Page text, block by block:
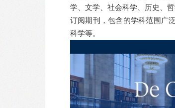
学、文学、社会科学、历史、
订阅期刊，包含的学科范围广
科学等。